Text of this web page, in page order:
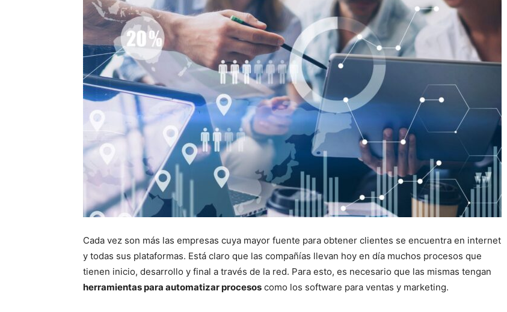
Cada vez son más las empresas cuya mayor fuente para obtener clientes se encuentra en internet
y todas sus plataformas. Está claro que las compañías llevan hoy en día muchos procesos que
tienen inicio, desarrollo y final a través de la red. Para esto, es necesario que las mismas tengan
herramientas para automatizar procesos como los software para ventas y marketing.